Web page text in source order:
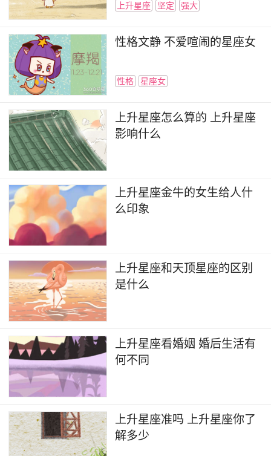
上升星座 坚定 强大
性格文静 不爱喧闹的星座女
性格 星座女
上升星座怎么算的 上升星座
影响什么
上升星座金牛的女生给人什
么印象
上升星座和天顶星座的区别
是什么
上升星座看婚姻 婚后生活有
何不同
上升星座准吗 上升星座你了
解多少